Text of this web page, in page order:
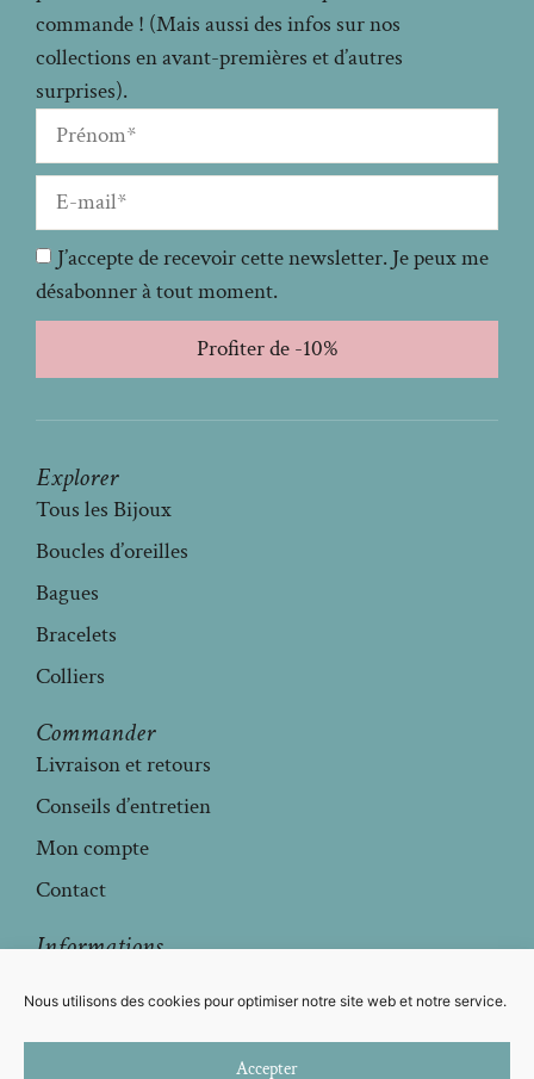
Nous utilisons des cookies pour optimiser notre site web et notre service.
Accepter
commande ! (Mais aussi des infos sur nos
collections en avant-premières et d’autres
surprises).
J’accepte de recevoir cette newsletter. Je peux me
désabonner à tout moment.
Profiter de -10%
Explorer
Tous les Bijoux
Boucles d’oreilles
Bagues
Bracelets
Colliers
Commander
Livraison et retours
Conseils d’entretien
Mon compte
Contact
Informations
Conditions générales de vente
Politique de confidentialité